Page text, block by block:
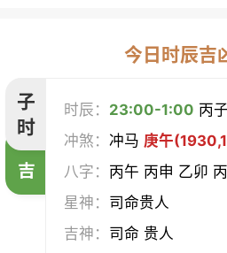
平治道涂
造仓 修饰垣墙
造畜稠 盖屋
今日时辰吉
子
时
吉
时辰： 23:00-1:00 丙
冲煞：冲马 庚午
八字： 丙午 丙申 乙卯
星神： 司命贵人
吉神： 司命 贵人